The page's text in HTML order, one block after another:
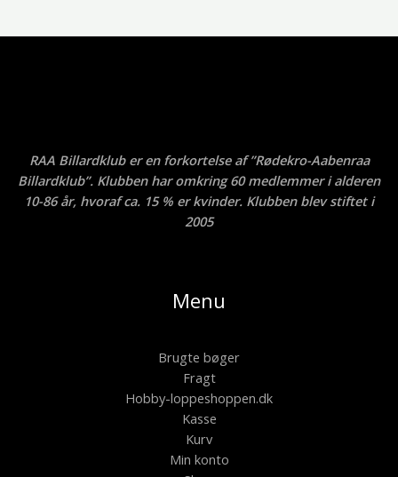
RAA Billardklub er en forkortelse af ”Rødekro-Aabenraa
Billardklub”. Klubben har omkring 60 medlemmer i alderen
10-86 år, hvoraf ca. 15 % er kvinder. Klubben blev stiftet i
2005
Menu
Brugte bøger
Fragt
Hobby-loppeshoppen.dk
Kasse
Kurv
Min konto